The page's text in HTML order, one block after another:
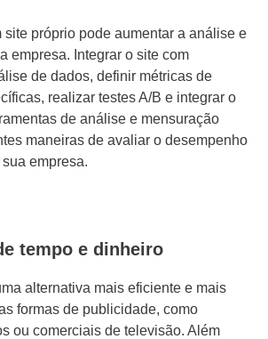
site próprio pode aumentar a análise e
empresa. Integrar o site com
de dados, definir métricas de
realizar testes A/B e integrar o
de análise e mensuração
maneiras de avaliar o desempenho
empresa.
tempo e dinheiro
alternativa mais eficiente e mais
formas de publicidade, como
ou comerciais de televisão. Além